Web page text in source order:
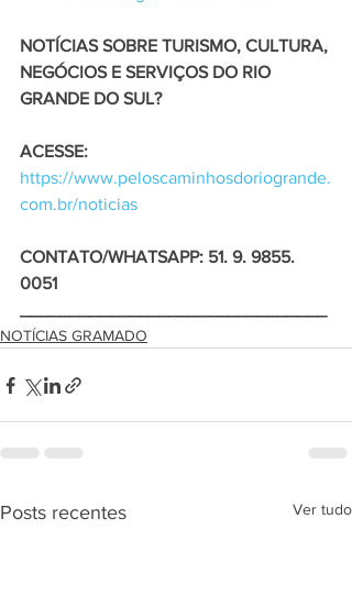
NOTÍCIAS SOBRE TURISMO, CULTURA,
NEGÓCIOS E SERVIÇOS DO RIO
GRANDE DO SUL?
ACESSE:
https://www.peloscaminhosdoriogrande.
com.br/noticias
CONTATO/WHATSAPP: 51. 9. 9855.
0051
NOTÍCIAS GRAMADO
Posts recentes Ver tudo